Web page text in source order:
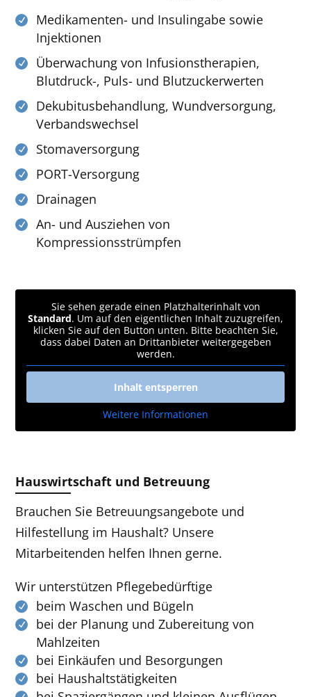
Medikamenten- und Insulingabe sowie
Injektionen
Überwachung von Infusionstherapien,
Blutdruck-, Puls- und Blutzuckerwerten
Dekubitusbehandlung, Wundversorgung,
Verbandswechsel
Stomaversorgung
PORT-Versorgung
Drainagen
An- und Ausziehen von
Kompressionsstrümpfen
Sie sehen gerade einen Platzhalterinhalt von
Standard. Um auf den eigentlichen Inhalt zuzugreifen,
klicken Sie auf den Button unten. Bitte beachten Sie,
dass dabei Daten an Drittanbieter weitergegeben
werden.
Inhalt entsperren
Weitere Informationen
Hauswirtschaft und Betreuung
Brauchen Sie Betreuungsangebote und
Hilfestellung im Haushalt? Unsere
Mitarbeitenden helfen Ihnen gerne.
Wir unterstützen Pflegebedürftige
beim Waschen und Bügeln
bei der Planung und Zubereitung von
Mahlzeiten
bei Einkäufen und Besorgungen
bei Haushaltstätigkeiten